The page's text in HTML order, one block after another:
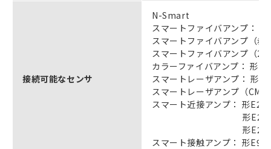
接続可能なセンサ
N-Smart
スマートファイバアンプ：
スマートファイバアンプ（
スマートファイバアンプ（2
カラーファイバアンプ： 形
スマートレーザアンプ： 形
スマートレーザアンプ（
スマート近接アンプ： 形
形E2NC-
形E2NC-
スマート接触アンプ： 形